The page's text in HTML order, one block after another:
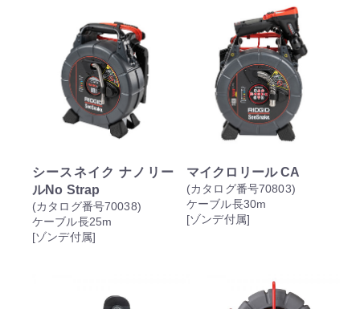
シースネイク ナノリー
ルNo Strap
(カタログ番号70038)
ケーブル長25m
[ゾンデ付属]
マイクロリール CA
(カタログ番号70803)
ケーブル長30m
[ゾンデ付属]